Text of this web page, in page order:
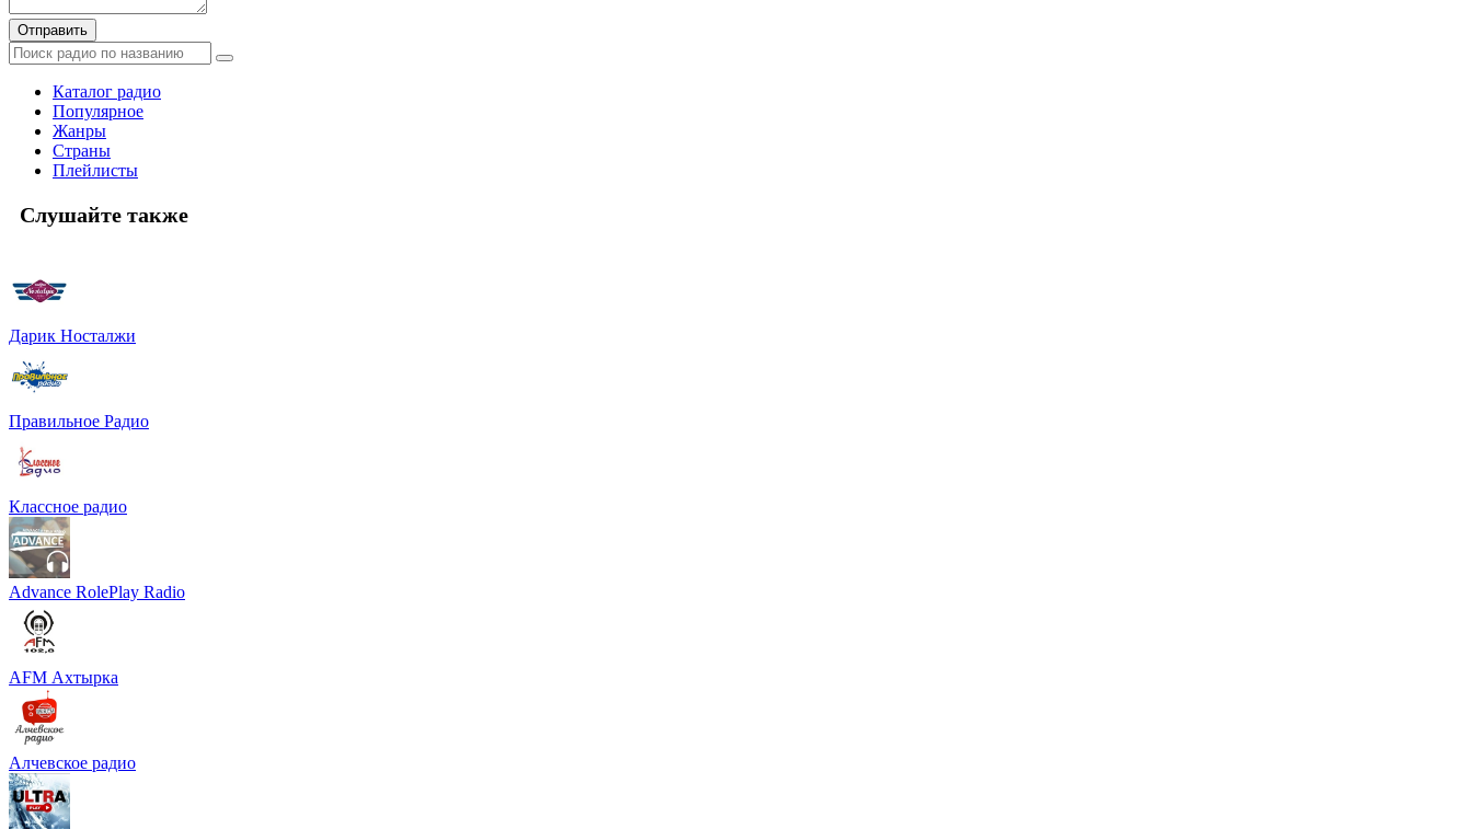
Отправить
Каталог радио
Популярное
Жанры
Страны
Плейлисты
Слушайте также
Дарик Носталжи
Правильное Радио
Классное радио
Advance RolePlay Radio
AFM Ахтырка
Алчевское радио